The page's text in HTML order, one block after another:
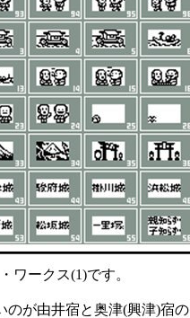
ークス(1)です。
由井宿と奥津(興津)宿の